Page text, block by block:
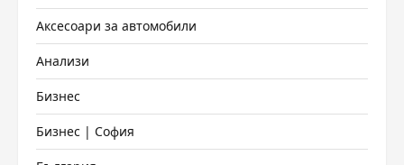
Аксесоари за автомобили
Анализи
Бизнес
Бизнес | София